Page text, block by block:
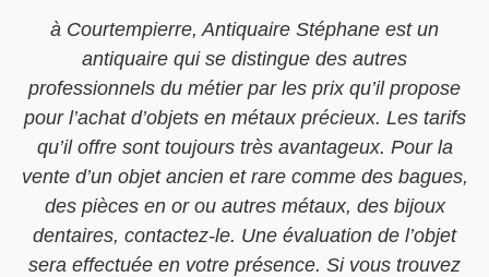
à Courtempierre, Antiquaire Stéphane est un
antiquaire qui se distingue des autres
professionnels du métier par les prix qu’il propose
pour l’achat d’objets en métaux précieux. Les tarifs
qu’il offre sont toujours très avantageux. Pour la
vente d’un objet ancien et rare comme des bagues,
des pièces en or ou autres métaux, des bijoux
dentaires, contactez-le. Une évaluation de l’objet
sera effectuée en votre présence. Si vous trouvez